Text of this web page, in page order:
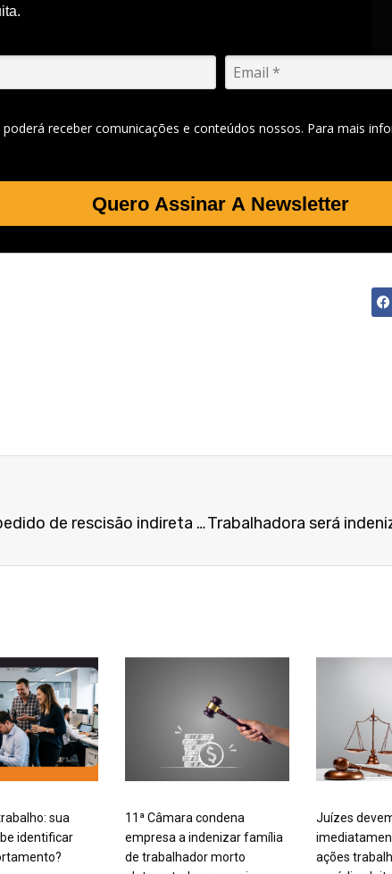
receber comunicações e conteúdos nossos. Para mais
Quero Assinar A Newsletter
Empregado viola LGPD em pedido de rescisão indireta e é punido com justa causa
sua
identificar
11ª Câmara condena
empresa a indenizar família
de trabalhador morto
Juízes
ações